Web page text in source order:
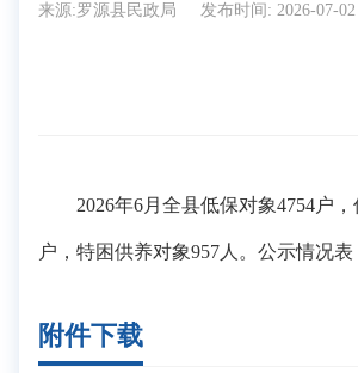
来源:罗源县民政局 发布时间: 2026-07-02
2026年6月全县低保对象4754户
户，特困供养对象957人。公示情况表
附件下载